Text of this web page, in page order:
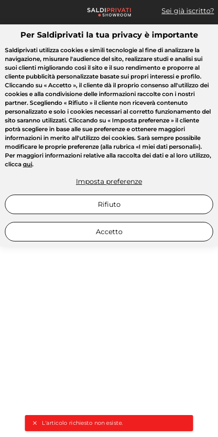
Sei già iscritto?
Cosa cerchi?
L'articolo richiesto non esiste.
Tutte le vendite Moda Casa Bellezza Elettrodomestici
Per Saldiprivati la tua privacy è importante
Saldiprivati utilizza cookies e simili tecnologie al fine di analizzare la
navigazione, misurare l'audience del sito, realizzare studi e analisi sui
suoi clienti migliorando così il sito e il suo rendimento e proporre al
cliente pubblicità personalizzate basate sui propri interessi e profilo.
Cliccando su « Accetto », il cliente dà il proprio consenso all'utilizzo dei
cookies e alla condivisione delle informazioni raccolte con i nostri
partner. Scegliendo « Rifiuto » il cliente non riceverà contenuto
personalizzato e solo i cookies necessari al corretto funzionamento del
sito saranno utilizzati. Cliccando su « Imposta preferenze » il cliente
potrà scegliere in base alle sue preferenze e ottenere maggiori
informazioni in merito all'utilizzo dei cookies. Sarà sempre possibile
modificare le proprie preferenze (alla rubrica «I miei dati personali»).
Per maggiori informazioni relative alla raccolta dei dati e al loro utilizzo,
clicca qui.
Imposta preferenze
Rifiuto
Accetto